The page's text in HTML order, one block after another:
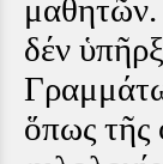
μαθητῶν.
δέν
ὅπως τῆς